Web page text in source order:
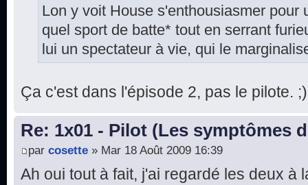
Lon y voit House s'enthousiasmer pour
quel sport de batte* tout en serrant
lui un spectateur à vie, qui le
Ça c'est dans l'épisode 2, pas le pilote. ;)
Re: 1x01 - Pilot (Les symptômes
par cosette » Mar 18 Août 2009 16:39
Ah oui tout à fait, j'ai regardé les deux à